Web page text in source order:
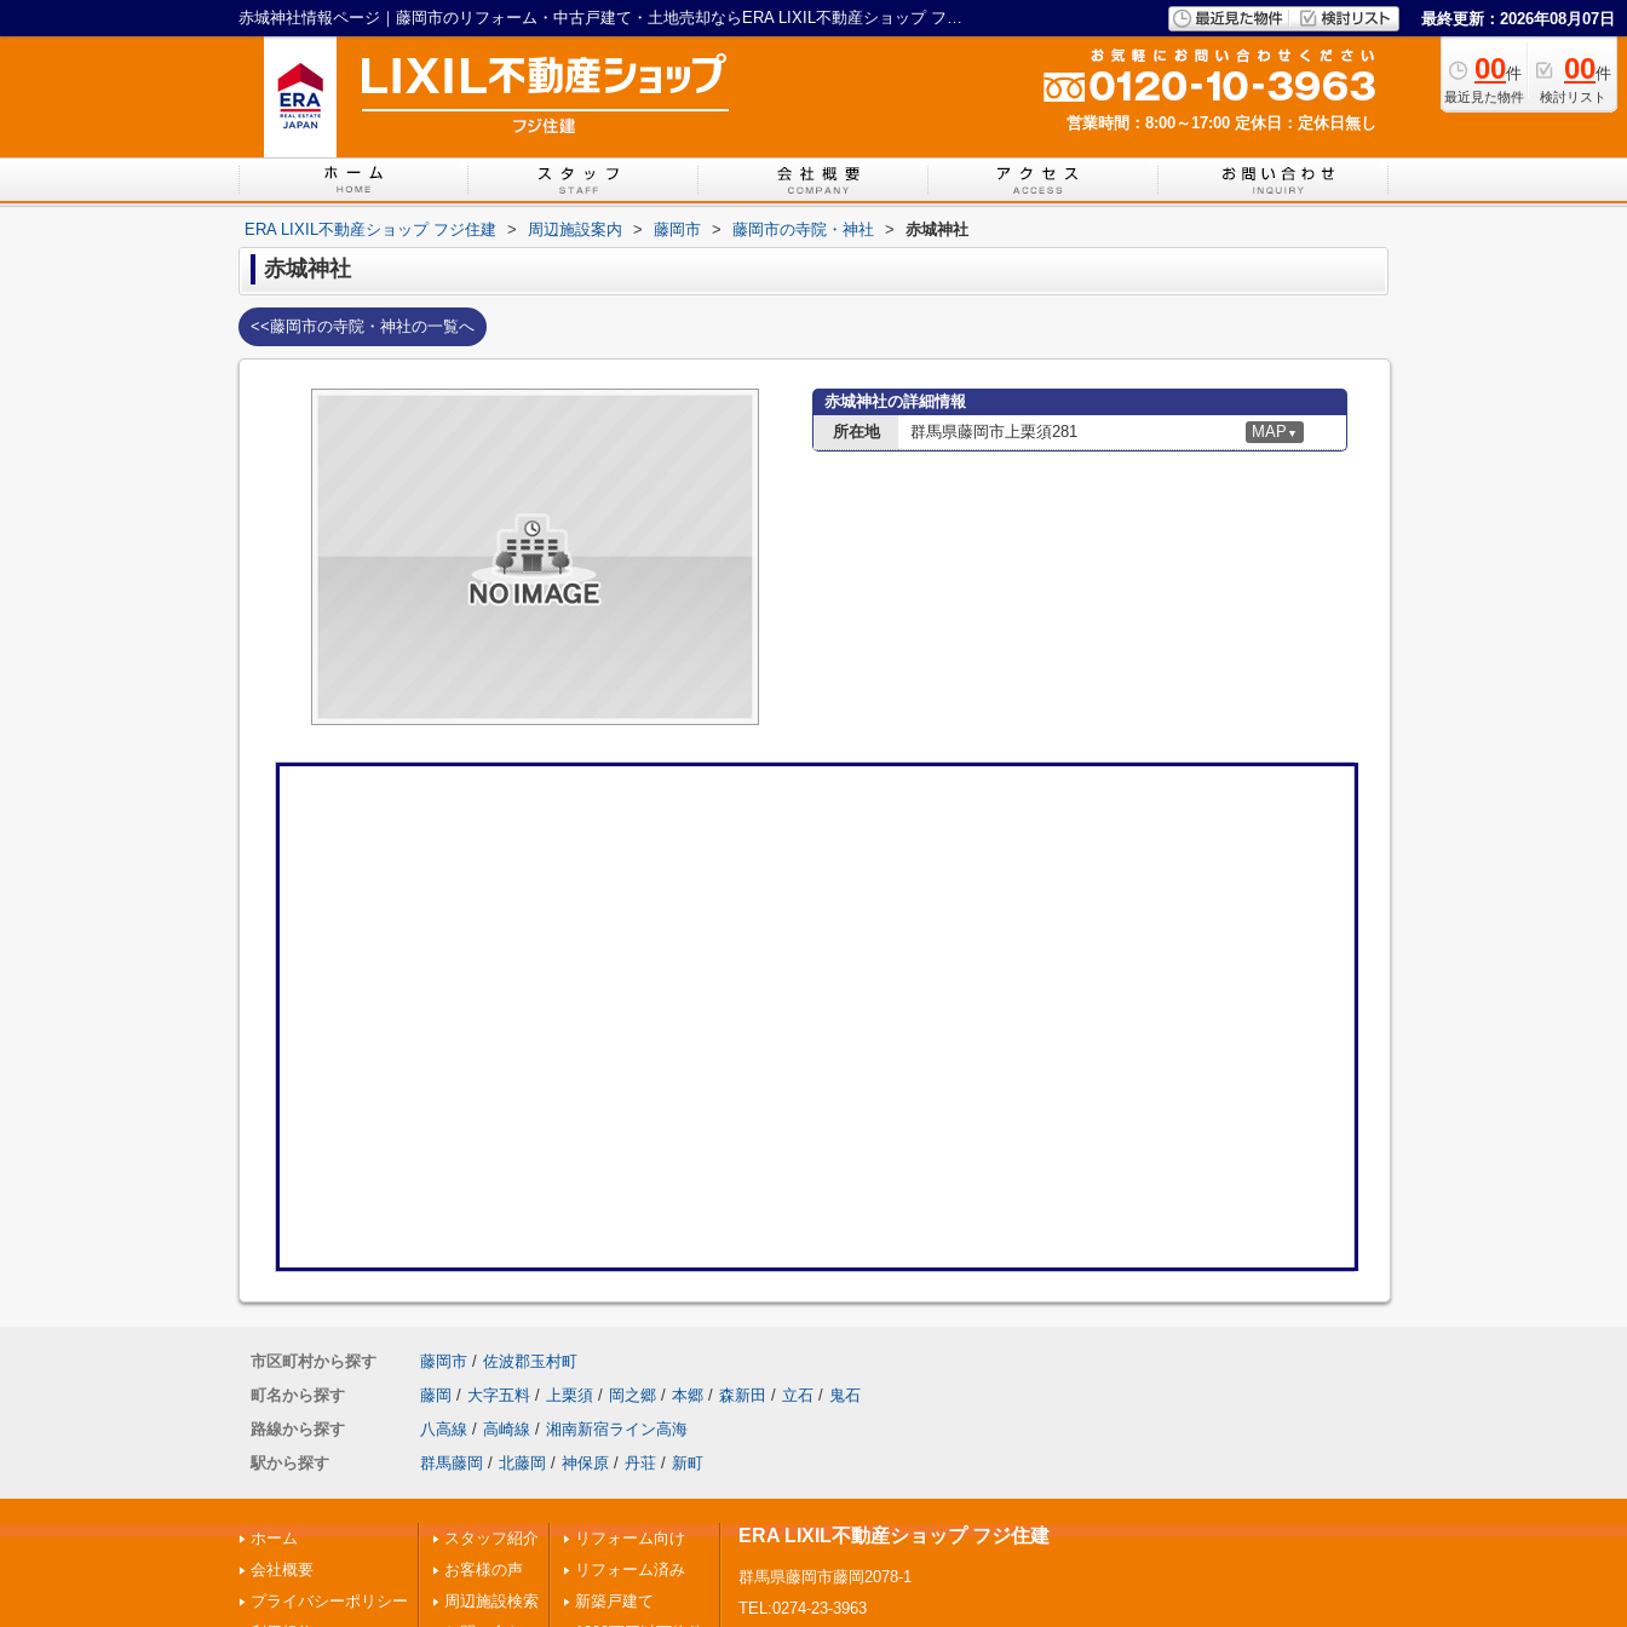
赤城神社情報ページ｜藤岡市のリフォーム・中古戸建て・土地売却ならERA LIXIL不動産ショップ フジ住建 最終更新：2026年08月07日
00件
最近見た物件
00件
検討リスト
営業時間：8:00～17:00 定休日：定休日無し
ERA LIXIL不動産ショップ フジ住建 > 周辺施設案内 > 藤岡市 > 藤岡市の寺院・神社 > 赤城神社
赤城神社
<<藤岡市の寺院・神社の一覧へ
赤城神社の詳細情報
所在地
群馬県藤岡市上栗須281 MAP ▼
市区町村から探す 藤岡市 / 佐波郡玉村町
町名から探す
藤岡 / 大字五料 / 上栗須 / 岡之郷 / 本郷 / 森新田 / 立石 / 鬼石
路線から探す
八高線 / 高崎線 / 湘南新宿ライン高海
駅から探す
群馬藤岡 / 北藤岡 / 神保原 / 丹荘 / 新町
ホーム
会社概要
プライバシーポリシー
スタッフ紹介
お客様の声
周辺施設検索
リフォーム向け
リフォーム済み
新築戸建て
ERA LIXIL不動産ショップ フジ住建
群馬県藤岡市藤岡2078-1
TEL:0274-23-3963